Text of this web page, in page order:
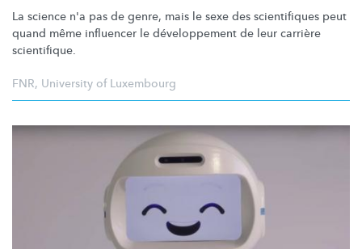
La science n'a pas de genre, mais le sexe des scientifiques peut
quand même influencer le développement de leur carrière
scientifique.
FNR, University of Luxembourg